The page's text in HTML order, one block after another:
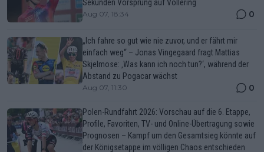
Sekunden Vorsprung auf Vollering
Aug 07, 18:34 0
„Ich fahre so gut wie nie zuvor, und er fährt mir
einfach weg“ – Jonas Vingegaard fragt Mattias
Skjelmose: ‚Was kann ich noch tun?‘, während der
Abstand zu Pogacar wächst
Aug 07, 11:30 0
Polen-Rundfahrt 2026: Vorschau auf die 6. Etappe,
Profile, Favoriten, TV- und Online-Übertragung sowie
Prognosen – Kampf um den Gesamtsieg könnte auf
der Königsetappe im völligen Chaos entschieden